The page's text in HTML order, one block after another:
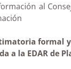
al
formal
a la EDAR de